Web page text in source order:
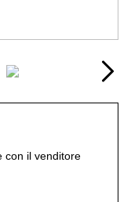
con il venditore